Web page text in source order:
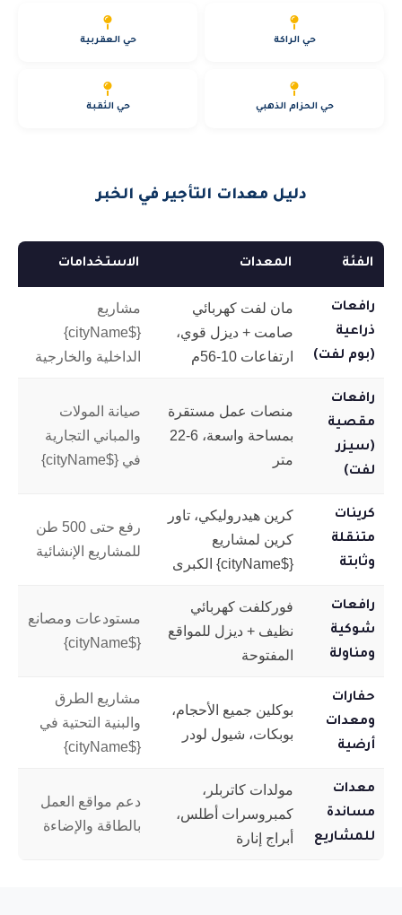
حي الراكة حي العقربية
حي الحزام الذهبي حي الثقبة
دليل معدات التأجير في الخبر
الفئة المعدات الاستخدامات
رافعات
ذراعية
(بوم لفت)
مان لفت كهربائي
صامت + ديزل قوي،
ارتفاعات 10-56م
مشاريع
{$cityName}
الداخلية والخارجية
رافعات
مقصية
(سيزر
لفت)
منصات عمل مستقرة
بمساحة واسعة، 6-22
متر
صيانة المولات
والمباني التجارية
في {$cityName}
كرينات
متنقلة
وثابتة
كرين هيدروليكي، تاور
كرين لمشاريع
{$cityName} الكبرى
رفع حتى 500 طن
للمشاريع الإنشائية
رافعات
شوكية
ومناولة
فوركلفت كهربائي
نظيف + ديزل للمواقع
المفتوحة
مستودعات ومصانع
{$cityName}
حفارات
ومعدات
أرضية
بوكلين جميع الأحجام،
بوبكات، شيول لودر
مشاريع الطرق
والبنية التحتية في
{$cityName}
معدات
مساندة
للمشاريع
مولدات كاتربلر،
كمبروسرات أطلس،
أبراج إنارة
دعم مواقع العمل
بالطاقة والإضاءة